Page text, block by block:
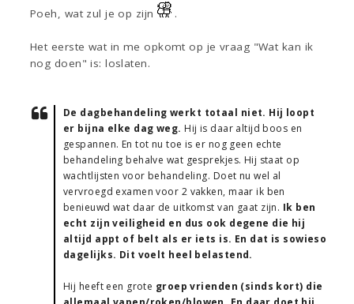
Poeh, wat zul je op zijn .
Het eerste wat in me opkomt op je vraag "Wat kan ik
nog doen" is: loslaten.
De dagbehandeling werkt totaal niet. Hij loopt
er bijna elke dag weg. Hij is daar altijd boos en
gespannen. En tot nu toe is er nog geen echte
behandeling behalve wat gesprekjes. Hij staat op
wachtlijsten voor behandeling. Doet nu wel al
vervroegd examen voor 2 vakken, maar ik ben
benieuwd wat daar de uitkomst van gaat zijn. Ik ben
echt zijn veiligheid en dus ook degene die hij
altijd appt of belt als er iets is. En dat is sowieso
dagelijks. Dit voelt heel belastend.
Hij heeft een grote groep vrienden (sinds kort) die